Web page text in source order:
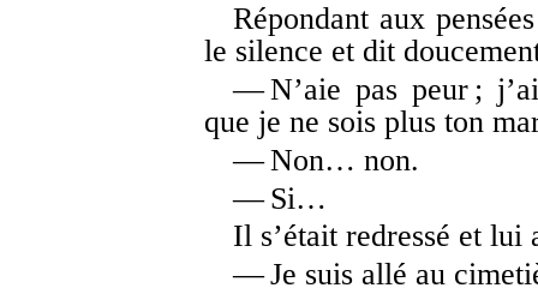
Répondant aux
le silence et dit
— N’aie pas peur ;
que je ne sois plus ton
— Non… non.
— Si…
Il s’était redressé et lui
— Je suis allé au